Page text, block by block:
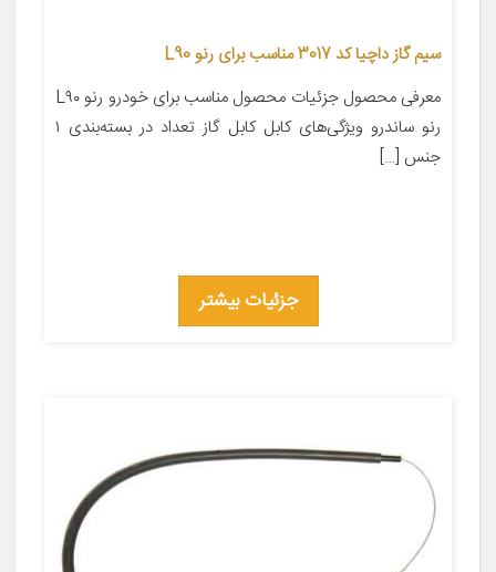
سیم گاز داچیا کد 3017 مناسب برای رنو L90
معرفی محصول جزئیات محصول مناسب برای خودرو رنو L۹۰
رنو ساندرو ویژگی‌های کابل کابل گاز تعداد در بسته‌بندی ۱
جنس […]
جزئیات بیشتر